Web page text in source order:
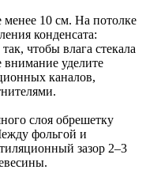
менее 10 см. На потолке
конденсата:
чтобы влага стекала
внимание уделите
каналов,
слоя обрешетку
фольгой и
зазор 2–3